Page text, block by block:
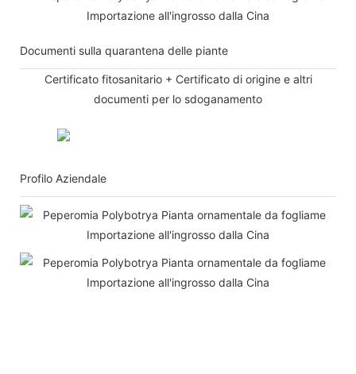
Documenti sulla quarantena delle piante
Certificato fitosanitario + Certificato di origine e altri
documenti per lo sdoganamento
Profilo Aziendale